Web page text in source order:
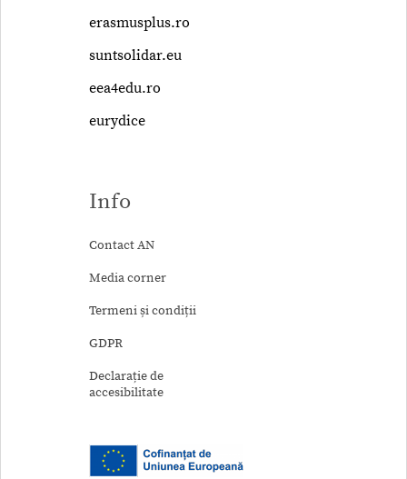
erasmusplus.ro
suntsolidar.eu
eea4edu.ro
eurydice
Info
Contact AN
Media corner
Termeni și condiții
GDPR
Declarație de
accesibilitate